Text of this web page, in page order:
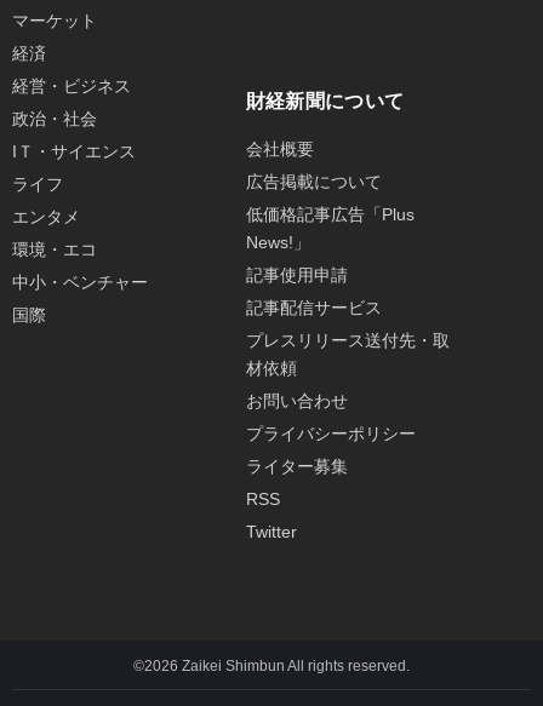
マーケット
経済
経営・ビジネス
政治・社会
IＴ・サイエンス
ライフ
エンタメ
環境・エコ
中小・ベンチャー
国際
財経新聞について
会社概要
広告掲載について
低価格記事広告「Plus
News!」
記事使用申請
記事配信サービス
プレスリリース送付先・取
材依頼
お問い合わせ
プライバシーポリシー
ライター募集
RSS
Twitter
©2026 Zaikei Shimbun All rights reserved.